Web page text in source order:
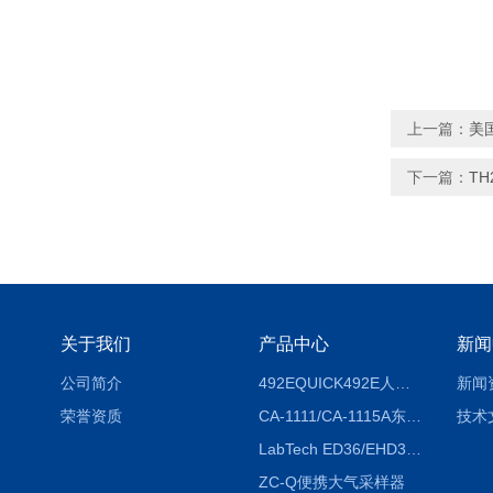
上一篇： 美
下一篇：
关于我们
公司简介
荣誉资质
产品中心
CA-1111/CA-1115A东京理化EYELA CA-1111/CA-1115A冷却水循环装置
ZC-Q便携大气采样器
新
新闻
技术